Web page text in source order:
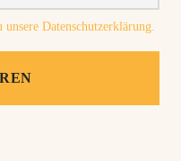
Datenschutzerklärung.